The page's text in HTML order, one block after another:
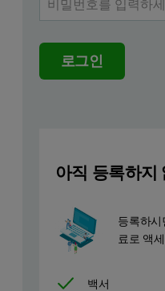
로그인
아직 등록하지
등록하
료로 액
백서